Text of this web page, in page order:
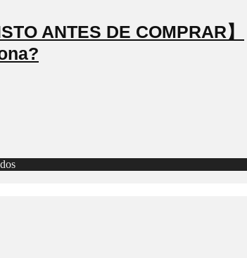
ANTES DE COMPRAR】